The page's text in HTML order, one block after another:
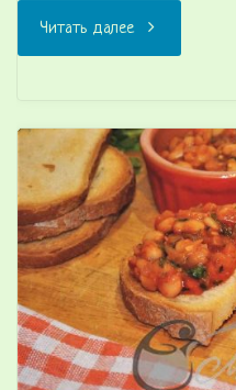
Читать далее"Быстрые
пышки"